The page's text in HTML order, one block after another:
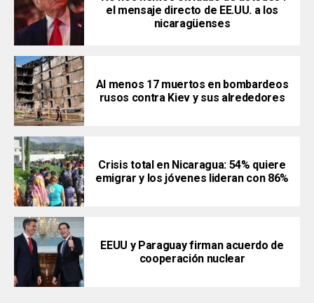
el mensaje directo de EE.UU. a los
nicaragüenses
Al menos 17 muertos en bombardeos
rusos contra Kiev y sus alrededores
Crisis total en Nicaragua: 54% quiere
emigrar y los jóvenes lideran con 86%
EEUU y Paraguay firman acuerdo de
cooperación nuclear